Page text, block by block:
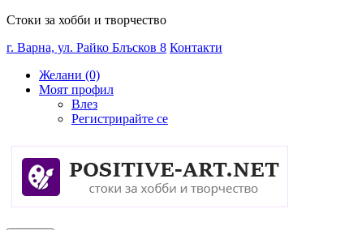
Стоки за хобби и творчество
г. Варна, ул. Райко Блъсков 8 Контакти
Желани (0)
Моят профил
Влез
Регистрирайте се